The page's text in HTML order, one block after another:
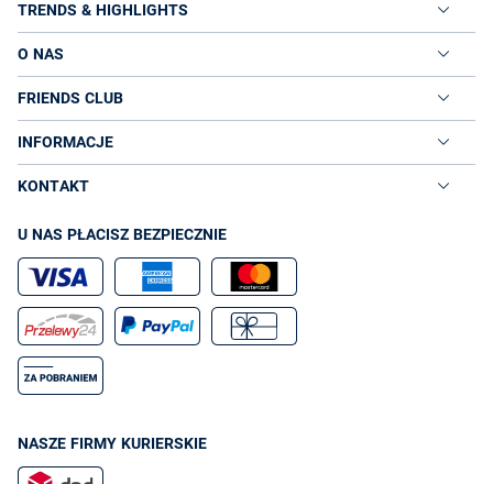
TRENDS & HIGHLIGHTS
O NAS
FRIENDS CLUB
INFORMACJE
KONTAKT
U NAS PŁACISZ BEZPIECZNIE
NASZE FIRMY KURIERSKIE